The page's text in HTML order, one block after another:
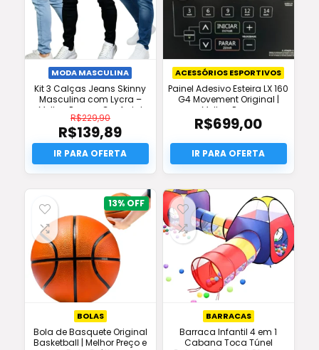
MODA MASCULINA
Kit 3 Calças Jeans Skinny
Masculina com Lycra –
Melhor Preço e Conforto!
R$229,90
O
preço
original
era:
R$229,90.
R$139,89
O
preço
atual
é:
R$139,89.
ACESSÓRIOS ESPORTIVOS
Painel Adesivo Esteira LX 160
G4 Movement Original |
Melhor Preço
R$699,00
13%
BOLAS
Bola de Basquete Original
Basketball | Melhor Preço e
BARRACAS
Barraca Infantil 4 em 1
Cabana Toca Túnel